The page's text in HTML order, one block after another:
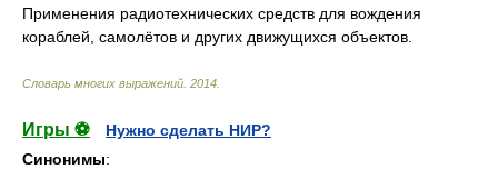
Применения радиотехнических средств для вождения
кораблей, самолётов и других движущихся объектов.
Словарь многих выражений 2014
Игры ⚽
Нужно сделать НИР?
Синонимы: